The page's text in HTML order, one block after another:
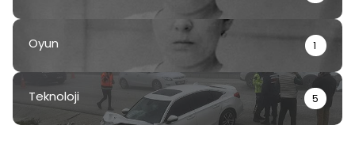
Oyun 1
Teknoloji 5